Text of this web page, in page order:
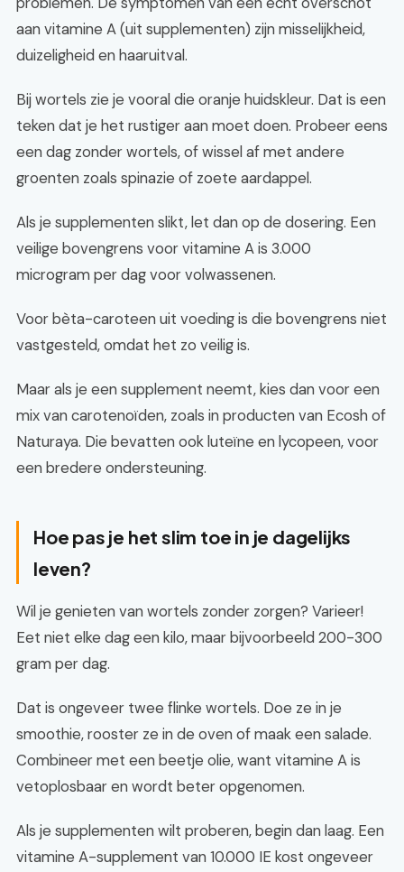
aan vitamine A (uit supplementen) zijn misselijkheid,
duizeligheid en haaruitval.
Bij wortels zie je vooral die oranje huidskleur. Dat is een
teken dat je het rustiger aan moet doen. Probeer eens
een dag zonder wortels, of wissel af met andere
groenten zoals spinazie of zoete aardappel.
Als je supplementen slikt, let dan op de dosering. Een
veilige bovengrens voor vitamine A is 3.000
microgram per dag voor volwassenen.
Voor bèta-caroteen uit voeding is die bovengrens niet
vastgesteld, omdat het zo veilig is.
Maar als je een supplement neemt, kies dan voor een
mix van carotenoïden, zoals in producten van Ecosh of
Naturaya. Die bevatten ook luteïne en lycopeen, voor
een bredere ondersteuning.
Hoe pas je het slim toe in je dagelijks
leven?
Wil je genieten van wortels zonder zorgen? Varieer!
Eet niet elke dag een kilo, maar bijvoorbeeld 200-300
gram per dag.
Dat is ongeveer twee flinke wortels. Doe ze in je
smoothie, rooster ze in de oven of maak een salade.
Combineer met een beetje olie, want vitamine A is
vetoplosbaar en wordt beter opgenomen.
Als je supplementen wilt proberen, begin dan laag. Een
vitamine A-supplement van 10.000 IE kost ongeveer